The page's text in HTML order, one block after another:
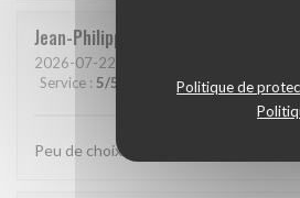
Politique de
Jean-Philippe
2026-07-22
Service : 5/5 Ambiance:5/5 Cuisine: 5/
Peu de choix mais tout fait maison